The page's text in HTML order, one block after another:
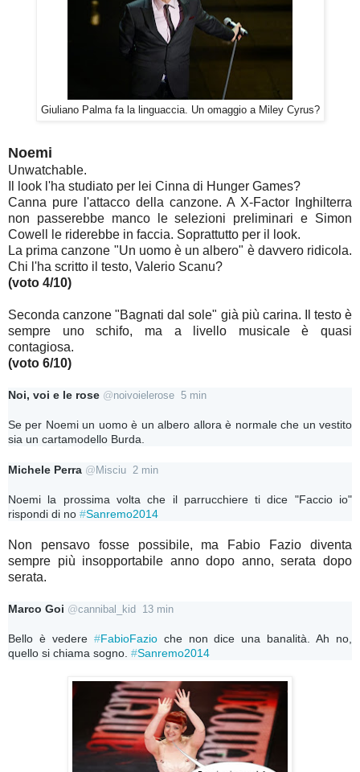
Giuliano Palma fa la linguaccia. Un omaggio a Miley Cyrus?
Noemi
Unwatchable.
Il look l'ha studiato per lei Cinna di Hunger Games?
Canna pure l'attacco della canzone. A X-Factor Inghilterra
non passerebbe manco le selezioni preliminari e Simon
Cowell le riderebbe in faccia. Soprattutto per il look.
La prima canzone "Un uomo è un albero" è davvero ridicola.
Chi l'ha scritto il testo, Valerio Scanu?
(voto 4/10)
Seconda canzone "Bagnati dal sole" già più carina. Il testo è
sempre uno schifo, ma a livello musicale è quasi
contagiosa.
(voto 6/10)
Noi, voi e le rose @noivoielerose 5 min
Se per Noemi un uomo è un albero allora è normale che un vestito
sia un cartamodello Burda.
Michele Perra @Misciu 2 min
Noemi la prossima volta che il parrucchiere ti dice "Faccio io"
rispondi di no #Sanremo2014
Non pensavo fosse possibile, ma Fabio Fazio diventa
sempre più insopportabile anno dopo anno, serata dopo
serata.
Marco Goi @cannibal_kid 13 min
Bello è vedere #FabioFazio che non dice una banalità. Ah no,
quello si chiama sogno. #Sanremo2014